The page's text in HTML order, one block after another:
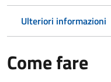
Ulteriori informazioni
Come fare